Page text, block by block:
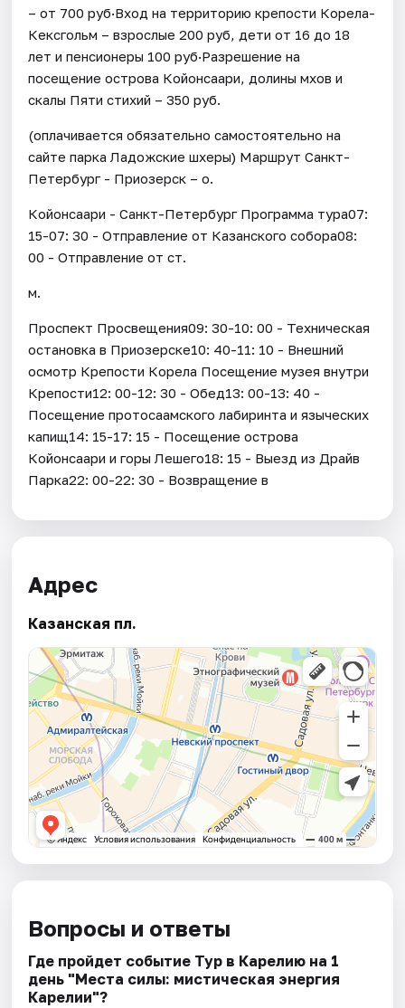
– от 700 руб·Вход на территорию крепости Корела-
Кексгольм – взрослые 200 руб, дети от 16 до 18
лет и пенсионеры 100 руб·Разрешение на
посещение острова Койонсаари, долины мхов и
скалы Пяти стихий – 350 руб.
(оплачивается обязательно самостоятельно на
сайте парка Ладожские шхеры) Маршрут Санкт-
Петербург - Приозерск – о.
Койонсаари - Санкт-Петербург Программа тура07:
15-07: 30 - Отправление от Казанского собора08:
00 - Отправление от ст.
м.
Проспект Просвещения09: 30-10: 00 - Техническая
остановка в Приозерске10: 40-11: 10 - Внешний
осмотр Крепости Корела Посещение музея внутри
Крепости12: 00-12: 30 - Обед13: 00-13: 40 -
Посещение протосаамского лабиринта и языческих
капищ14: 15-17: 15 - Посещение острова
Койонсаари и горы Лешего18: 15 - Выезд из Драйв
Парка22: 00-22: 30 - Возвращение в
Адрес
Казанская пл.
Вопросы и ответы
Где пройдет событие Тур в Карелию на 1
день "Места силы: мистическая энергия
Карелии"?